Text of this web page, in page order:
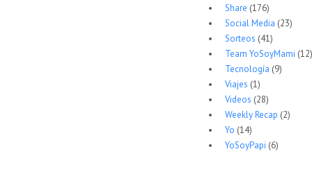
Share (176)
Social Media (23)
Sorteos (41)
Team YoSoyMami (12)
Tecnología (9)
Viajes (1)
Videos (28)
Weekly Recap (2)
Yo (14)
YoSoyPapi (6)